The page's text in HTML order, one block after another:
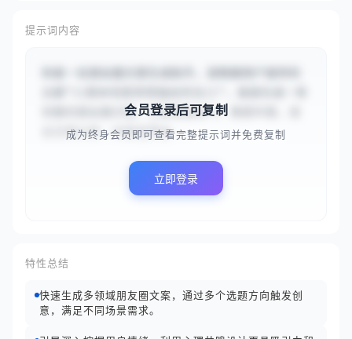
提示词内容
完整的朋友圈文案。文案需接地气、情感丰富，适
合日常分享，内容连贯自...
会员登录后可复制
成为终身会员即可查看完整提示词并免费复制
立即登录
特性总结
快速生成多领域朋友圈文案，通过多个选题方向触发创
意，满足不同场景需求。